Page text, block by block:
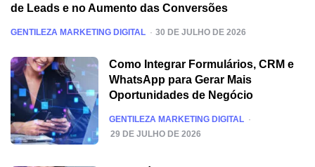
de Leads e no Aumento das Conversões
POSTED
GENTILEZA MARKETING DIGITAL 30 DE JULHO DE 2026
Como Integrar Formulários, CRM e
WhatsApp para Gerar Mais
Oportunidades de Negócio
POSTED
GENTILEZA MARKETING DIGITAL
29 DE JULHO DE 2026